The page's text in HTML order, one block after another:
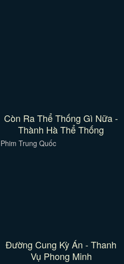
Còn Ra Thể Thống Gì Nữa -
Thành Hà Thể Thống
Phim Trung Quốc
Đường Cung Kỳ Án - Thanh
Vụ Phong Minh